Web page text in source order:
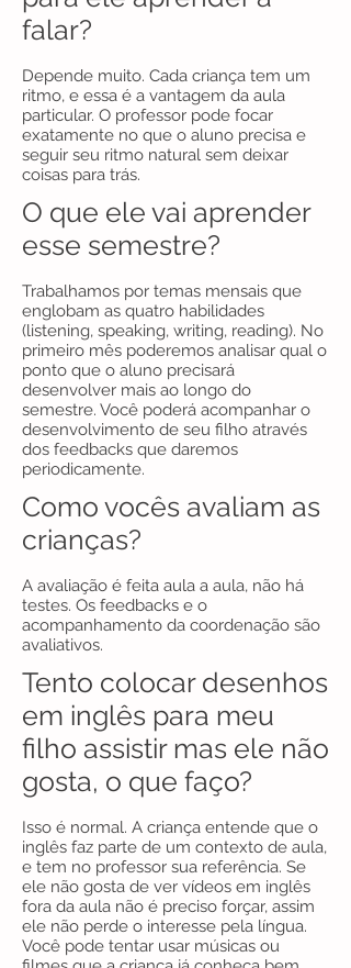
falar?
Depende muito. Cada criança tem um
ritmo, e essa é a vantagem da aula
particular. O professor pode focar
exatamente no que o aluno precisa e
seguir seu ritmo natural sem deixar
coisas para trás.
O que ele vai aprender
esse semestre?
Trabalhamos por temas mensais que
englobam as quatro habilidades
(listening, speaking, writing, reading). No
primeiro mês poderemos analisar qual o
ponto que o aluno precisará
desenvolver mais ao longo do
semestre. Você poderá acompanhar o
desenvolvimento de seu filho através
dos feedbacks que daremos
periodicamente.
Como vocês avaliam as
crianças?
A avaliação é feita aula a aula, não há
testes. Os feedbacks e o
acompanhamento da coordenação são
avaliativos.
Tento colocar desenhos
em inglês para meu
filho assistir mas ele não
gosta, o que faço?
Isso é normal. A criança entende que o
inglês faz parte de um contexto de aula,
e tem no professor sua referência. Se
ele não gosta de ver vídeos em inglês
fora da aula não é preciso forçar, assim
ele não perde o interesse pela língua.
Você pode tentar usar músicas ou